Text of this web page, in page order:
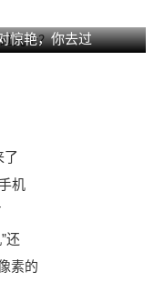
惊艳，你去过
了
机
还
素的